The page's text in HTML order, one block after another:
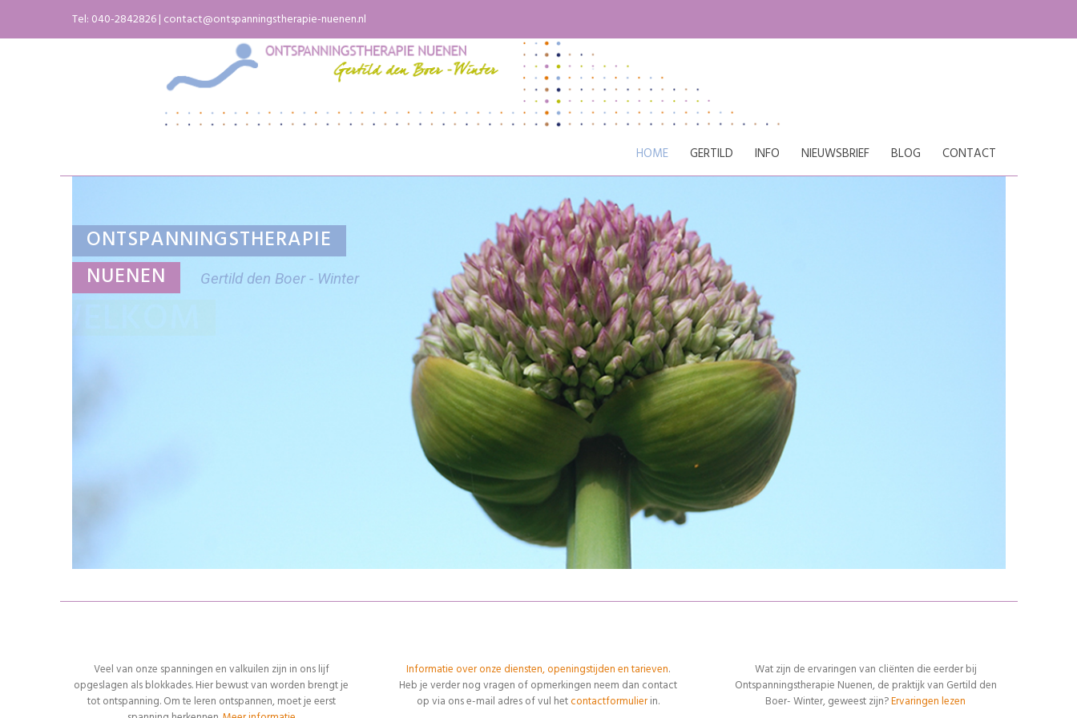
content
Tel: 040-2842826| contact@ontspanningstherapie-nuenen.nl
HOME GERTILD INFO NIEUWSBRIEF BLOG CONTACT
ONTSPANNINGSTHERAPIE
NUENEN Gertild den Boer - Winter
Veel van onze spanningen en valkuilen zijn in ons lijf
opgeslagen als blokkades. Hier bewust van worden brengt je
tot ontspanning. Om te leren ontspannen, moet je eerst
Informatie over onze diensten, openingstijden en tarieven.
Heb je verder nog vragen of opmerkingen neem dan contact
op via ons e-mail adres of vul hetcontactformulierin.
Wat zijn de ervaringen van cliënten die eerder bij
Ontspanningstherapie Nuenen, de praktijk van Gertild den
Boer- Winter, geweest zijn?Ervaringen lezen